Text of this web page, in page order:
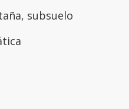
subsuelo